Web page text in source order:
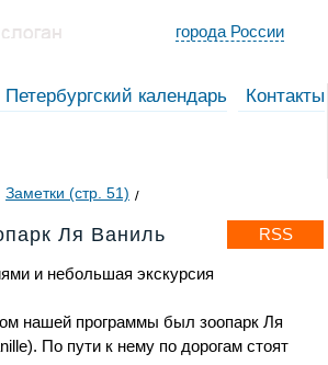
города России
Петербургский календарь
Контакты
Заметки (стр. 51)
RSS
Ля Ваниль
и небольшая экскурсия
нашей программы был зоопарк Ля
По пути к нему по дорогам стоят